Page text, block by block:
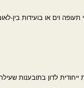
לדון בתובענות שעילתן